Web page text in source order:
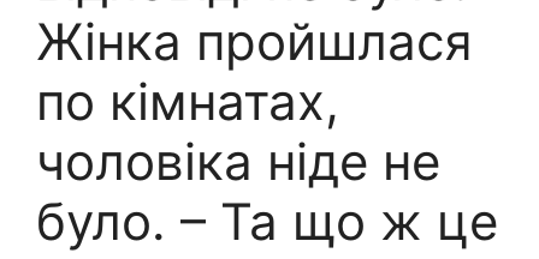
Жінка пройшлася
по кімнатах,
чоловіка ніде не
було. – Та що ж це